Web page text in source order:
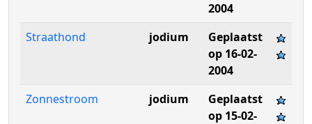
2004
Straathond
jodium
Geplaatst
op 16-02-
2004
Zonnestroom
jodium
Geplaatst
op 15-02-